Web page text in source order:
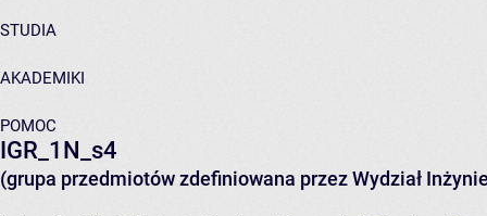
STUDIA
AKADEMIKI
POMOC
IGR_1N_s4
(grupa przedmiotów zdefiniowana przez Wydział